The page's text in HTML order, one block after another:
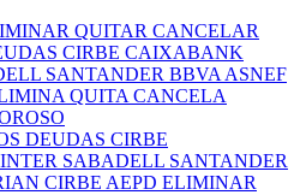
QUITAR CANCELAR
CIRBE CAIXABANK
SANTANDER BBVA ASNEF
QUITA CANCELA
DEUDAS CIRBE
SABADELL SANTANDER
CIRBE AEPD ELIMINAR